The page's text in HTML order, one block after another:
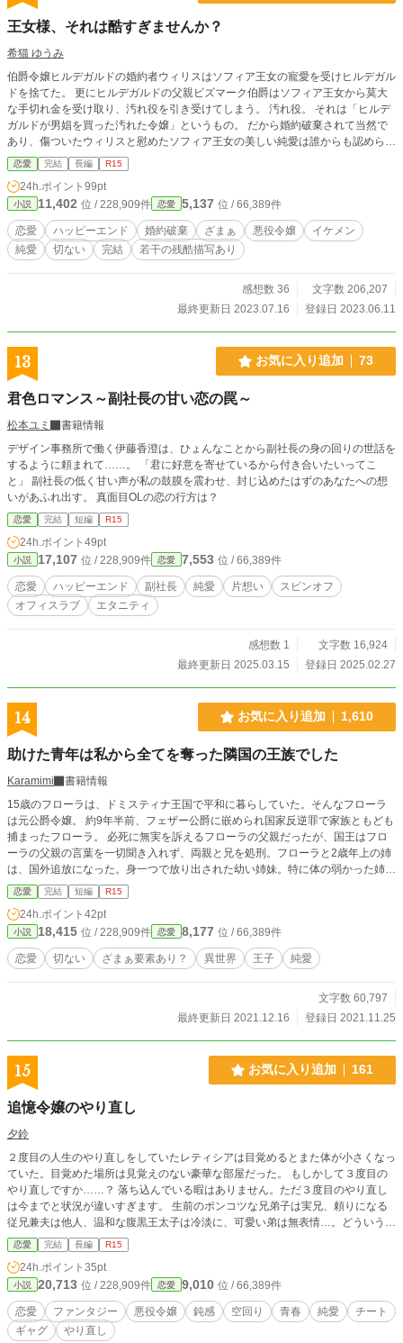
王女様、それは酷すぎませんか？
希猫 ゆうみ
伯爵令嬢ヒルデガルドの婚約者ウィリスはソフィア王女の寵愛を受けヒルデガル
ドを捨てた。 更にヒルデガルドの父親ビズマーク伯爵はソフィア王女から莫大
な手切れ金を受け取り、汚れ役を引き受けてしまう。 汚れ役。 それは「ヒルデ
ガルドが男娼を買った汚れた令嬢」というもの。 だから婚約破棄されて当然で
あり、傷ついたウィリスと慰めたソフィア王女の美しい純愛は誰からも認められ
る。あまりにも酷い濡れ衣だった。 ソフィア王女の取り巻きたちによって貴族
社会から実質的に追放されたヒルデガルドは復讐を決意する。 それが男娼レオ
ンとの出会いであり、友情の始まりだった。 復讐という利害関係で結ばれた二
人に身分を越えた絆が育まれ、「汚れた令嬢」と汚名を被せられたヒルデガルド
の潔白が証明されたとき、彼女たちの選んだ生き方とは…… （※露骨な性描写
はありませんが、男娼が登場する為R15とさせていただきます） （※６月１６
日更新分より、若干の残酷描写が含まれる話数には「※」を付けました。苦手な
恋愛 完結 長編 R15
24h.ポイント 99pt
小説 11,402 位 / 228,909件 恋愛 5,137 位 / 66,389件
恋愛 ハッピーエンド 婚約破棄 ざまぁ 悪役令嬢
イケメン
純愛
切ない 完結 若干の残酷描写あり
感想数 36
文字数 206,207
最終更新日 2023.07.16
登録日 2023.06.11
13 お気に入り追加 73
君色ロマンス～副社長の甘い恋の罠～
松本ユミ
書籍情報
デザイン事務所で働く伊藤香澄は、ひょんなことから副社長の身の回りの世話を
するように頼まれて……。 「君に好意を寄せているから付き合いたいってこ
と」 副社長の低く甘い声が私の鼓膜を震わせ、封じ込めたはずのあなたへの想
いがあふれ出す。 真面目OLの恋の行方は？
恋愛 完結 短編 R15
24h.ポイント 49pt
小説 17,107 位 / 228,909件 恋愛 7,553 位 / 66,389件
恋愛 ハッピーエンド 副社長 純愛 片想い
スピンオフ
オフィスラブ
エタニティ
感想数 1
文字数 16,924
最終更新日 2025.03.15
登録日 2025.02.27
14 お気に入り追加 1,610
助けた青年は私から全てを奪った隣国の王族でした
Karamimi
書籍情報
15歳のフローラは、ドミスティナ王国で平和に暮らしていた。そんなフローラ
は元公爵令嬢。 約9年半前、フェザー公爵に嵌められ国家反逆罪で家族ともども
捕まったフローラ。 必死に無実を訴えるフローラの父親だったが、国王はフロ
ーラの父親の言葉を一切聞き入れず、両親と兄を処刑。フローラと2歳年上の姉
は、国外追放になった。身一つで放り出された幼い姉妹。特に体の弱かった姉
は、寒さと飢えに耐えられず命を落とす。 そんな中1人生き残ったフローラは、
運よく近くに住む女性の助けを受け、何とか平民として生活していた。 そんな
ある日、大けがを負った青年を森の中で見つけたフローラ。家に連れて帰りすぐ
に医者に診せたおかげで、青年は一命を取り留めたのだが… 「どうして俺を助
けた！俺はあの場で死にたかったのに！」 そうフローラを怒鳴りつける青年。
そんな青年にフローラは 「あなた様がどんな辛い目に合ったのかは分かりませ
大けがをしている青年を献身的に看護するのだった。一緒に生活する中で、いつ
しか2人の間に、恋心が芽生え始めるのだが… 甘く切ない異世界ラブストーリー
恋愛 完結 短編 R15
24h.ポイント 42pt
小説 18,415 位 / 228,909件 恋愛 8,177 位 / 66,389件
恋愛 切ない ざまぁ要素あり？ 異世界 王子 純愛
文字数 60,797
最終更新日 2021.12.16
登録日 2021.11.25
15 お気に入り追加 161
追憶令嬢のやり直し
夕鈴
２度目の人生のやり直しをしていたレティシアは目覚めるとまた体が小さくなっ
ていた。目覚めた場所は見覚えのない豪華な部屋だった。 もしかして３度目の
やり直しですか……？ 落ち込んでいる暇はありません。ただ３度目のやり直し
は今までと状況が違いすぎます。 生前のポンコツな兄弟子は実兄、頼りになる
従兄兼夫は他人、温和な腹黒王太子は冷淡に、可愛い弟は無表情…。どういうこ
とでしょう。 ３度目は生まれた家さえ違い武門名家のビアード公爵令嬢でし
た。 できるだけ平穏に生きれるために頑張りましょう……。 先行き不安しかあ
りません。 平穏な生活に夢見る公爵令嬢がいままで取りこぼしたものを必死に
拾い集めていく物語。 R15や残酷な描写はお守りです。
恋愛 完結 長編 R15
24h.ポイント 35pt
小説 20,713 位 / 228,909件 恋愛 9,010 位 / 66,389件
恋愛 ファンタジー 悪役令嬢 鈍感 空回り 青春 純愛
チート
ギャグ
やり直し